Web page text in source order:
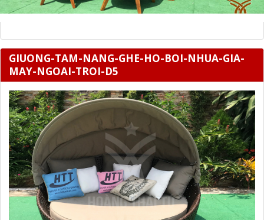
GIUONG-TAM-NANG-GHE-HO-BOI-NHUA-GIA-
MAY-NGOAI-TROI-D5